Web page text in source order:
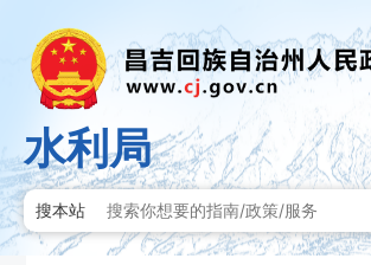
水利局
搜本站